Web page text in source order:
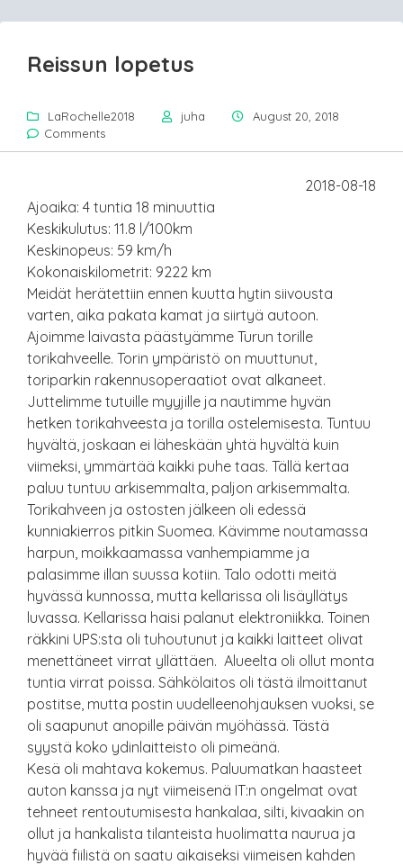
Reissun lopetus
LaRochelle2018 juha
August 20, 2018
Comments
2018-08-18
Ajoaika: 4 tuntia 18 minuuttia
Keskikulutus: 11.8 l/100km
Keskinopeus: 59 km/h
Kokonaiskilometrit: 9222 km
Meidät herätettiin ennen kuutta hytin siivousta
varten, aika pakata kamat ja siirtyä autoon.
Ajoimme laivasta päästyämme Turun torille
torikahveelle. Torin ympäristö on muuttunut,
toriparkin rakennusoperaatiot ovat alkaneet.
Juttelimme tutuille myyjille ja nautimme hyvän
hetken torikahveesta ja torilla ostelemisesta. Tuntuu
hyvältä, joskaan ei läheskään yhtä hyvältä kuin
viimeksi, ymmärtää kaikki puhe taas. Tällä kertaa
paluu tuntuu arkisemmalta, paljon arkisemmalta.
Torikahveen ja ostosten jälkeen oli edessä
kunniakierros pitkin Suomea. Kävimme noutamassa
harpun, moikkaamassa vanhempiamme ja
palasimme illan suussa kotiin. Talo odotti meitä
hyvässä kunnossa, mutta kellarissa oli lisäyllätys
luvassa. Kellarissa haisi palanut elektroniikka. Toinen
räkkini UPS:sta oli tuhoutunut ja kaikki laitteet olivat
menettäneet virrat yllättäen. Alueelta oli ollut monta
tuntia virrat poissa. Sähkölaitos oli tästä ilmoittanut
postitse, mutta postin uudelleenohjauksen vuoksi, se
oli saapunut anopille päivän myöhässä. Tästä
syystä koko ydinlaitteisto oli pimeänä.
Kesä oli mahtava kokemus. Paluumatkan haasteet
auton kanssa ja nyt viimeisenä IT:n ongelmat ovat
tehneet rentoutumisesta hankalaa, silti, kivaakin on
ollut ja hankalista tilanteista huolimatta naurua ja
hyvää fiilistä on saatu aikaiseksi viimeisen kahden